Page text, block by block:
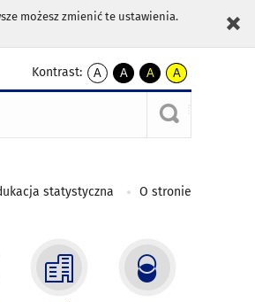
możesz zmienić te ustawienia.
Kontrast:
A
kontrast
A
kontrast
czarnym
A
kontrast
żółty
tekst
czarnym
A
kontrast
czarny
tekst
żółtym
statystyczna O stronie